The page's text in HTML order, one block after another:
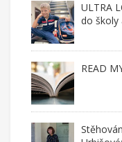
ULTRA
do školy
READ